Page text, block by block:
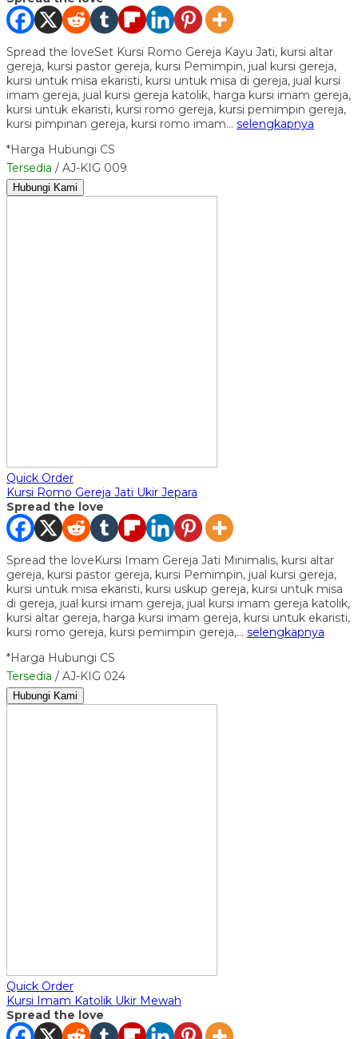
Spread the loveSet Kursi Romo Gereja Kayu Jati, kursi altar
gereja, kursi pastor gereja, kursi Pemimpin, jual kursi gereja,
kursi untuk misa ekaristi, kursi untuk misa di gereja, jual kursi
imam gereja, jual kursi gereja katolik, harga kursi imam gereja,
kursi untuk ekaristi, kursi romo gereja, kursi pemimpin gereja,
kursi pimpinan gereja, kursi romo imam… selengkapnya
*Harga Hubungi CS
Tersedia / AJ-KIG 009
Hubungi Kami
Quick Order
Kursi Romo Gereja Jati Ukir Jepara
Spread the love
Spread the loveKursi Imam Gereja Jati Minimalis, kursi altar
gereja, kursi pastor gereja, kursi Pemimpin, jual kursi gereja,
kursi untuk misa ekaristi, kursi uskup gereja, kursi untuk misa
di gereja, jual kursi imam gereja, jual kursi imam gereja katolik,
kursi altar gereja, harga kursi imam gereja, kursi untuk ekaristi,
kursi romo gereja, kursi pemimpin gereja,… selengkapnya
*Harga Hubungi CS
Tersedia / AJ-KIG 024
Hubungi Kami
Quick Order
Kursi Imam Katolik Ukir Mewah
Spread the love